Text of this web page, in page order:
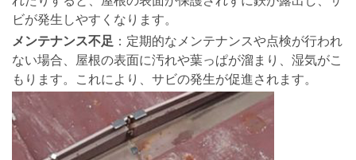
ビが発生しやすくなります。
メンテナンス不足 ：定期的なメンテナンスや点検が行われ
ない場合、屋根の表面に汚れや葉っぱが溜まり、湿気がこ
もります。これにより、サビの発生が促進されます。